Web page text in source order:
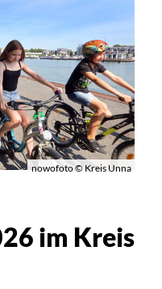
nowofoto © Kreis Unna
im Kreis